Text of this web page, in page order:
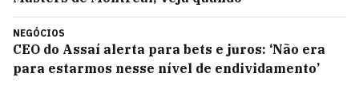
NEGÓCIOS
CEO do Assaí alerta para bets e juros: ‘Não era
para estarmos nesse nível de endividamento’